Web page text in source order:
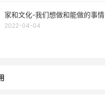
家和文化-我们想做和能做的事情
2022-04-04